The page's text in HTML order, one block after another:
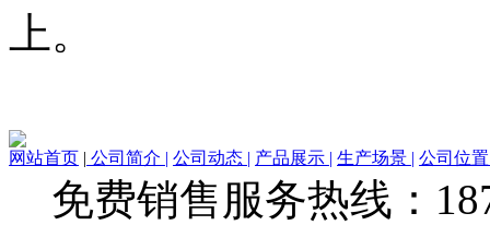
上。
网站首页 | 公司简介 | 公司动态 | 产品展示 | 生产场景 | 公司位
免费销售服务热线：